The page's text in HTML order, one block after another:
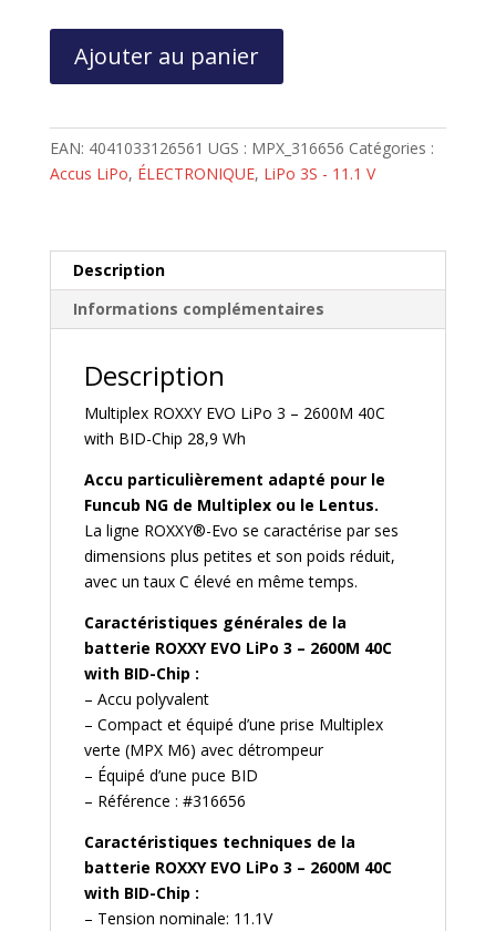
Accu
3S
-
ROXXY
EVO
Multiplex
Ajouter au panier
EAN: 4041033126561 UGS : MPX_316656 Catégories :
Accus LiPo, ÉLECTRONIQUE, LiPo 3S - 11.1 V
Description
Informations complémentaires
Description
Multiplex ROXXY EVO LiPo 3 – 2600M 40C
with BID-Chip 28,9 Wh
Accu particulièrement adapté pour le
Funcub NG de Multiplex ou le Lentus.
La ligne ROXXY®-Evo se caractérise par ses
dimensions plus petites et son poids réduit,
avec un taux C élevé en même temps.
Caractéristiques générales de la
batterie ROXXY EVO LiPo 3 – 2600M 40C
with BID-Chip :
– Accu polyvalent
– Compact et équipé d’une prise Multiplex
verte (MPX M6) avec détrompeur
– Équipé d’une puce BID
– Référence : #316656
Caractéristiques techniques de la
batterie ROXXY EVO LiPo 3 – 2600M 40C
with BID-Chip :
– Tension nominale: 11.1V